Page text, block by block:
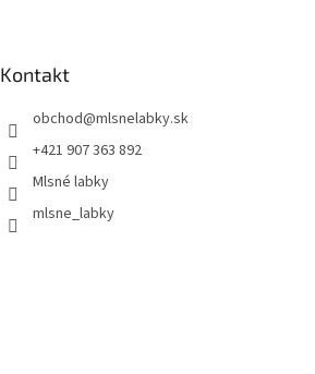
Kontakt
obchod@mlsnelabky.sk
+421 907 363 892
Mlsné labky
mlsne_labky